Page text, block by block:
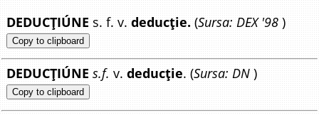
DEDUCȚIÚNE s. f. v.deducție. (Sursa: DEX '98 )
Copy to clipboard
DEDUCȚIÚNE s.f. v.deducție. (Sursa: DN )
Copy to clipboard